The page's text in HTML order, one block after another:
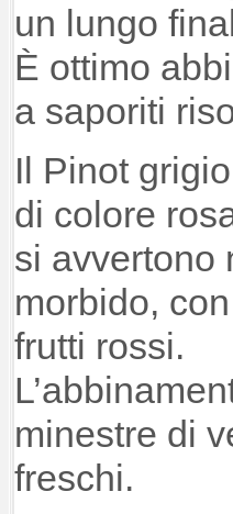
un lungo
È ottimo
a saporiti
Il Pinot
di colore
si avvertono
morbido,
frutti rossi.
minestre di
freschi.